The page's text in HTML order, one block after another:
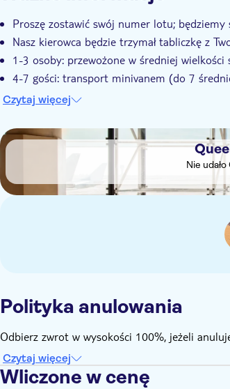
Proszę zostawić swój numer lotu;
Nasz kierowca będzie trzymał tabliczkę z
1-3 osoby: przewożone w średniej
4-7 gości: transport minivanem (do 7
Nasz kierowca będzie czekał na Ciebie
Czytaj więcej
DSA1Queen Alia International Airport
Nie
Polityka anulowania
Odbierz zwrot w wysokości 100%, jeżeli
Czytaj więcej
Wliczone w cenę